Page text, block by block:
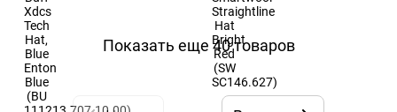
Показать еще 40 товаров